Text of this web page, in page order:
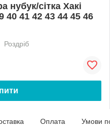
нубук/сітка Хакі
40 41 42 43 44 45 46
Роздріб
Оплата Умови